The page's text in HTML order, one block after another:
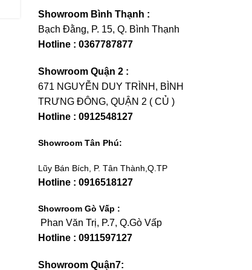
Showroom Bình Thạnh :
Bạch Đằng, P. 15, Q. Bình Thạnh
Hotline : 0367787877
Showroom Quận 2 :
671 NGUYỄN DUY TRÌNH, BÌNH
TRƯNG ĐÔNG, QUẬN 2 ( CỦ )
Hotline : 0912548127
Showroom Tân Phú:
Lũy Bán Bích, P. Tân Thành,Q.TP
Hotline : 0916518127
Showroom Gò Vấp :
Phan Văn Trị, P.7, Q.Gò Vấp
Hotline : 0911597127
Showroom Quận7: